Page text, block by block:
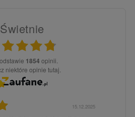
Świetnie
1854 opinii.
niektóre opinie tutaj.
15.12.2025